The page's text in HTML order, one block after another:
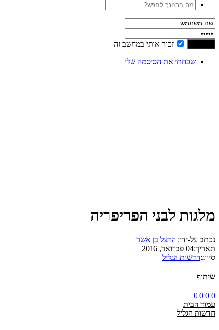
זכור אותי במחשב זה
שכחתי את הסיסמה שלי
מלגות לבני הפריפריה
נכתב על-ידי: הרצל בן אשר
תאריך:04 פברואר, 2016
סיווג:חדשות הגליל
שיתוף
0
0
0
0
עמוד הבית
חדשות הגליל